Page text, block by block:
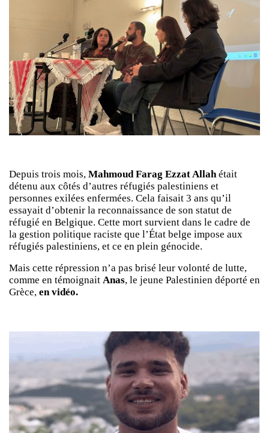
Depuis trois mois, Mahmoud Farag Ezzat Allah était
détenu aux côtés d’autres réfugiés palestiniens et
personnes exilées enfermées. Cela faisait 3 ans qu’il
essayait d’obtenir la reconnaissance de son statut de
réfugié en Belgique. Cette mort survient dans le cadre de
la gestion politique raciste que l’État belge impose aux
réfugiés palestiniens, et ce en plein génocide.
Mais cette répression n’a pas brisé leur volonté de lutte,
comme en témoignait Anas, le jeune Palestinien déporté en
Grèce, en vidéo.